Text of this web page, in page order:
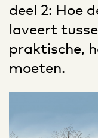
deel 2: Hoe
laveert
praktische,
moeten.